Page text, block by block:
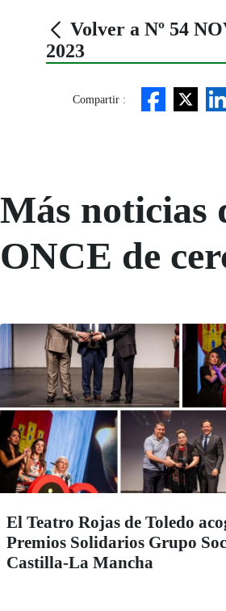
Volver a Nº 54
2023
Compartir :
Más noticias
ONCE de
El Teatro Rojas de Toledo
Premios Solidarios Grupo
Castilla-La Mancha